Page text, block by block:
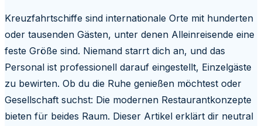
Kreuzfahrtschiffe sind internationale Orte mit hunderten
oder tausenden Gästen, unter denen Alleinreisende eine
feste Größe sind. Niemand starrt dich an, und das
Personal ist professionell darauf eingestellt, Einzelgäste
zu bewirten. Ob du die Ruhe genießen möchtest oder
Gesellschaft suchst: Die modernen Restaurantkonzepte
bieten für beides Raum. Dieser Artikel erklärt dir neutral